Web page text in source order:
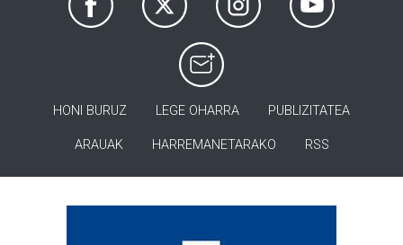
HONI BURUZ LEGE OHARRA PUBLIZITATEA
ARAUAK HARREMANETARAKO RSS